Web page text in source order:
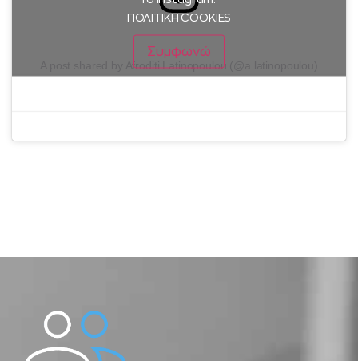
A post shared by Afroditi Latinopoulou (@a.latinopoulou)
ΠΟΛΙΤΙΚΗ COOKIES
Συμφωνώ